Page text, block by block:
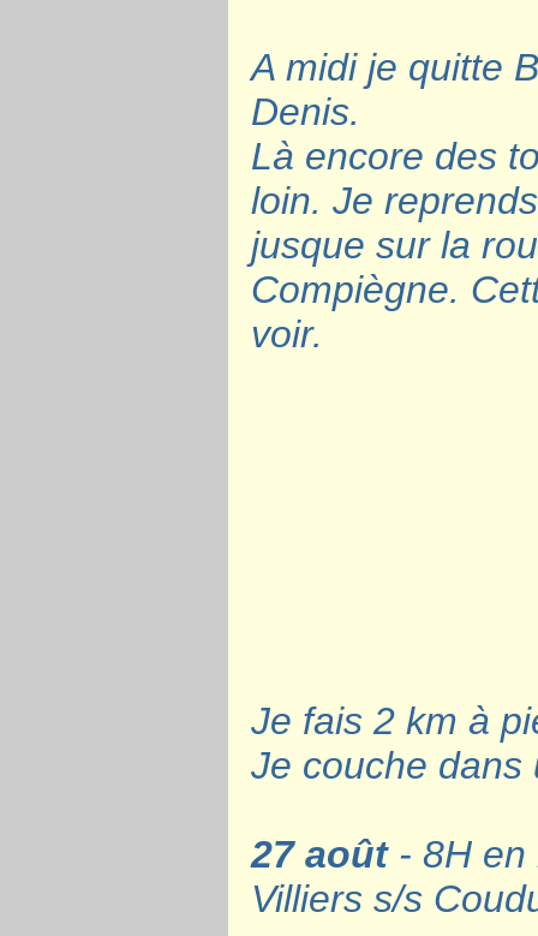
A midi je quitte
Denis.
Là encore des
loin. Je
jusque sur la
Compiègne.
voir.
Je fais 2 km à
Je couche dans
27 août- 8H en
Villiers s/s